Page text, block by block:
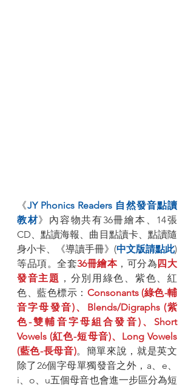
《JY Phonics Readers 自然發音點讀
教材》內容物共有36冊繪本、14張
CD、點讀海報、曲目點讀卡、點讀隨
身小卡、《導讀手冊》(中文版請點此)
等品項。全套36冊繪本，可分為 四大
發音主題 ，分別用綠色、紫色、紅
色、藍色標示： Consonants (綠色-輔
音字母發音)、Blends/Digraphs (紫
色-雙輔音字母組合發音)、Short
Vowels (紅色-短母音)、Long Vowels
(藍色-長母音)。簡單來說，就是英文
除了26個字母單獨發音之外，a、e、
i、o、u五個母音也會進一步區分為短